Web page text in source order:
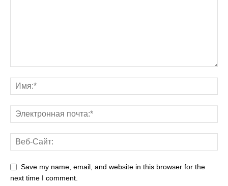
Save my name, email, and website in this browser for the
next time I comment.